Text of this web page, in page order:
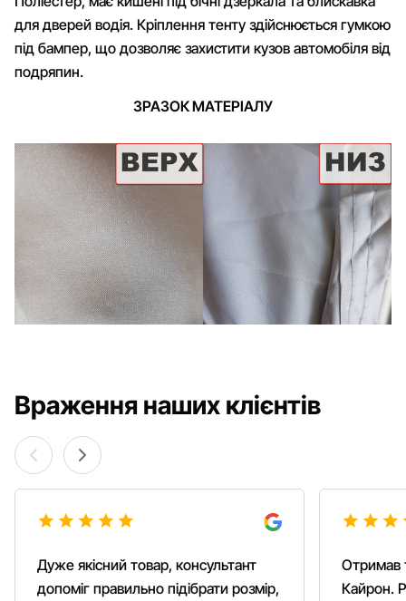
для дверей водія. Кріплення тенту здійснюється гумкою
під бампер, що дозволяє захистити кузов автомобіля від
подряпин.
ЗРАЗОК МАТЕРІАЛУ
Враження наших клієнтів
Дуже якісний товар, консультант
допоміг правильно підібрати розмір,
Отримав
Кайрон.